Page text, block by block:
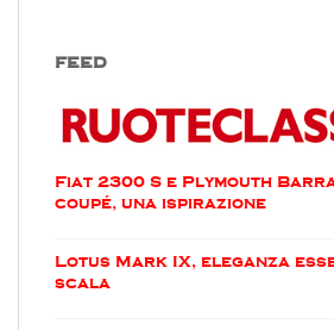
FEED
Fiat 2300 S e Plymouth
coupé, una ispirazione
Lotus Mark IX, eleganza
scala